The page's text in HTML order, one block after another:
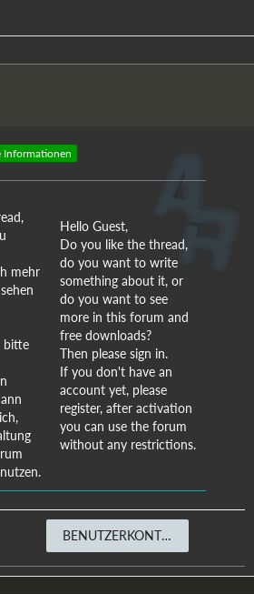
Informationen
mehr
bitte
Hello Guest,
Do you like the thread,
do you want to write
something about it, or
do you want to see
more in this forum and
free downloads?
Then please sign in.
If you don't have an
account yet, please
register, after activation
you can use the forum
without any restrictions.
BENUTZERKONTO ERSTELLEN